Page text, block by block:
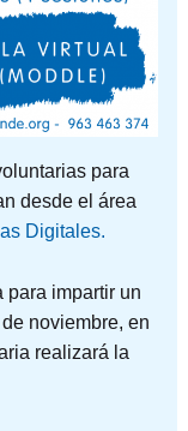
para
desde el área
Digitales.
para impartir un
noviembre, en
realizará la